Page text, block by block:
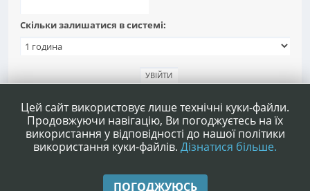
Скільки залишатися в системі:
Допомога|Умови та правила|Нагору ▲
Цей сайт використовує лише технічні куки-файли.
Продовжуючи навігацію, Ви погоджуєтесь на їх
використання у відповідності до нашої політики
використання куки-файлів. Дізнатися більше.
ПОГОДЖУЮСЬ